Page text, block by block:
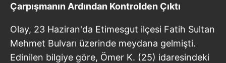
Çarpışmanın Ardından Kontrolden Çıktı
Olay, 23 Haziran'da Etimesgut ilçesi Fatih Sultan
Mehmet Bulvarı üzerinde meydana gelmişti.
Edinilen bilgiye göre, Ömer K. (25) idaresindeki